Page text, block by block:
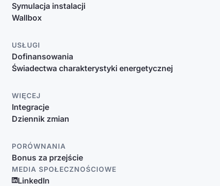
Symulacja instalacji
Wallbox
USŁUGI
Dofinansowania
Świadectwa charakterystyki energetycznej
WIĘCEJ
Integracje
Dziennik zmian
PORÓWNANIA
Bonus za przejście
MEDIA SPOŁECZNOŚCIOWE
LinkedIn